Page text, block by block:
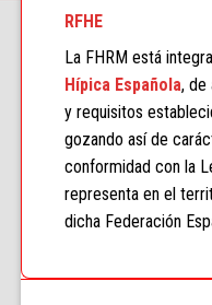
RFHE
La FHRM está
Hípica Española, de
y requisitos
gozando así de
conformidad con la
representa en el
dicha Federación